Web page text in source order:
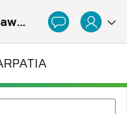
Baza potencjału badawczego Politechnicznej Sieci Via Carpatia im. Prezydenta RP Lecha Kaczyńskiego